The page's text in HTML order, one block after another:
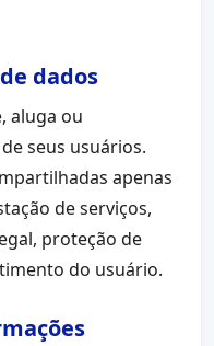
dados
aluga ou
seus usuários.
apenas
de serviços,
proteção de
do usuário.